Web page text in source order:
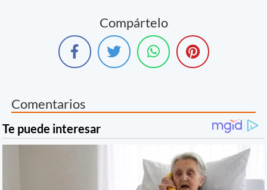
Compártelo
Comentarios